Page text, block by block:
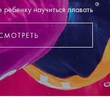
научиться плавать